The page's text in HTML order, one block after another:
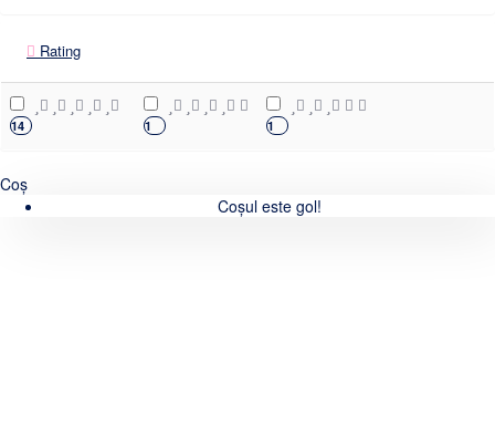
Rating
14 1 1
Coș
Coșul este gol!